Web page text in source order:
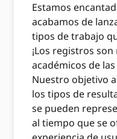
Estamos
acabamos de
tipos de trabajo
¡Los registros
académicos de
Nuestro objetivo
los tipos de
se pueden
al tiempo que se